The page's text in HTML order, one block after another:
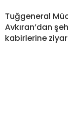
Tuğgeneral
Avkıran’dan
kabirlerine